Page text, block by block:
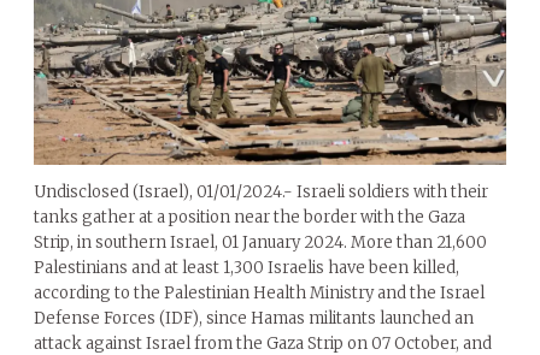
Undisclosed (Israel), 01/01/2024.- Israeli soldiers with their
tanks gather at a position near the border with the Gaza
Strip, in southern Israel, 01 January 2024. More than 21,600
Palestinians and at least 1,300 Israelis have been killed,
according to the Palestinian Health Ministry and the Israel
Defense Forces (IDF), since Hamas militants launched an
attack against Israel from the Gaza Strip on 07 October, and